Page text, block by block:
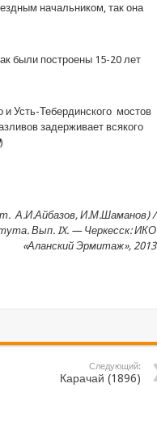
начальником, так она
были построены 15-20 лет
Усть-Тебердинского мостов
задерживает всякого
)
А.И.Айбазов, И.М.Шаманов) /
Вып. IX. — Черкесск: ИКО
«Аланский Эрмитаж», 2013
Следующий:
Карачай (1896)